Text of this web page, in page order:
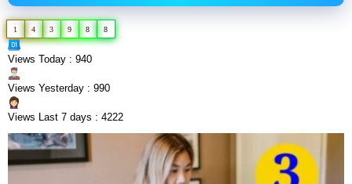
1 4 3 9 8 8
Views Today : 940
Views Yesterday : 990
Views Last 7 days : 4222